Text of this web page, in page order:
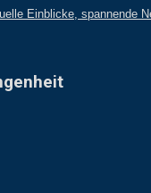
Einblicke, spannende